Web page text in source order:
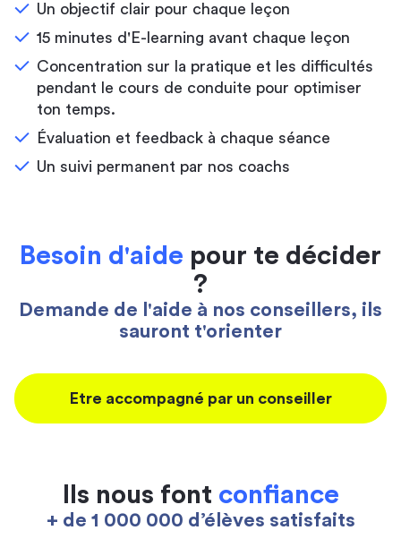
Un objectif clair pour chaque leçon
15 minutes d'E-learning avant chaque leçon
Concentration sur la pratique et les difficultés
pendant le cours de conduite pour optimiser
ton temps.
Évaluation et feedback à chaque séance
Un suivi permanent par nos coachs
Besoin d'aide pour te décider
?
Demande de l'aide à nos conseillers, ils
sauront t'orienter
Etre accompagné par un conseiller
Ils nous font confiance
+ de 1 000 000 d’élèves satisfaits